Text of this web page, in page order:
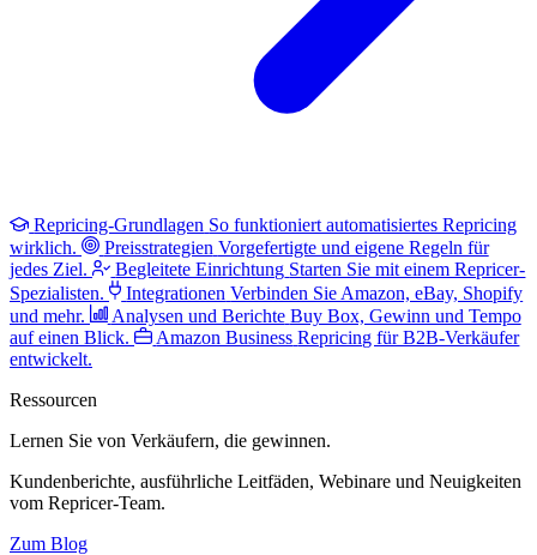
Repricing-Grundlagen So funktioniert automatisiertes Repricing
wirklich.
Preisstrategien Vorgefertigte und eigene Regeln für
jedes Ziel.
Begleitete Einrichtung Starten Sie mit einem Repricer-
Spezialisten.
Integrationen Verbinden Sie Amazon, eBay, Shopify
und mehr.
Analysen und Berichte Buy Box, Gewinn und Tempo
auf einen Blick.
Amazon Business Repricing für B2B-Verkäufer
entwickelt.
Ressourcen
Lernen Sie von Verkäufern, die gewinnen.
Kundenberichte, ausführliche Leitfäden, Webinare und Neuigkeiten
vom Repricer-Team.
Zum Blog